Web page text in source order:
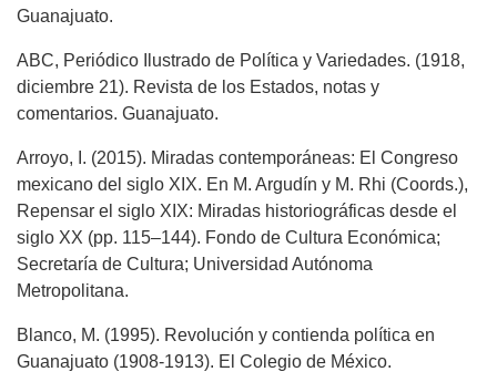
Guanajuato.
ABC, Periódico Ilustrado de Política y Variedades. (1918,
diciembre 21). Revista de los Estados, notas y
comentarios. Guanajuato.
Arroyo, I. (2015). Miradas contemporáneas: El Congreso
mexicano del siglo XIX. En M. Argudín y M. Rhi (Coords.),
Repensar el siglo XIX: Miradas historiográficas desde el
siglo XX (pp. 115–144). Fondo de Cultura Económica;
Secretaría de Cultura; Universidad Autónoma
Metropolitana.
Blanco, M. (1995). Revolución y contienda política en
Guanajuato (1908-1913). El Colegio de México.